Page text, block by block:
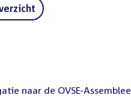
naar de OVSE-Assemblee